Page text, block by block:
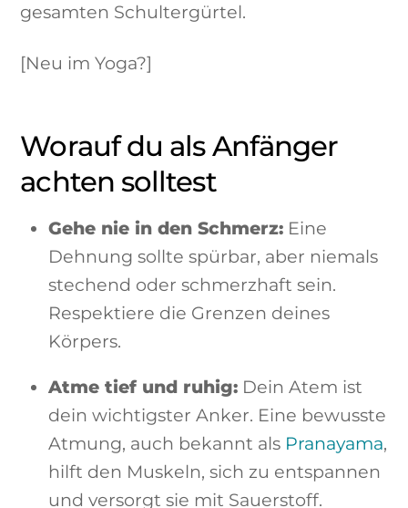
gesamten Schultergürtel.
[Neu im Yoga?]
Worauf du als Anfänger
achten solltest
Gehe nie in den Schmerz: Eine
Dehnung sollte spürbar, aber niemals
stechend oder schmerzhaft sein.
Respektiere die Grenzen deines
Körpers.
Atme tief und ruhig: Dein Atem ist
dein wichtigster Anker. Eine bewusste
Atmung, auch bekannt als Pranayama,
hilft den Muskeln, sich zu entspannen
und versorgt sie mit Sauerstoff.